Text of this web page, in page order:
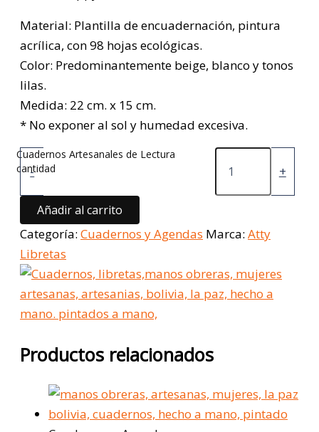
Material: Plantilla de encuadernación, pintura
acrílica, con 98 hojas ecológicas.
Color: Predominantemente beige, blanco y tonos
lilas.
Medida: 22 cm. x 15 cm.
* No exponer al sol y humedad excesiva.
-
Cuadernos Artesanales de Lectura
cantidad
+
Añadir al carrito
Categoría: Cuadernos y Agendas Marca: Atty
Libretas
Productos relacionados